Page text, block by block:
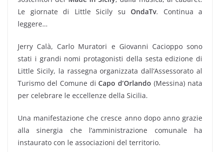
Le giornate di Little Sicily su OndaTv. Continua a
leggere…
Jerry Calà, Carlo Muratori e Giovanni Cacioppo sono
stati i grandi nomi protagonisti della sesta edizione di
Little Sicily, la rassegna organizzata dall’Assessorato al
Turismo del Comune diCapo d’Orlando (Messina) nata
per celebrare le eccellenze della Sicilia.
Una manifestazione che cresce anno dopo anno grazie
alla sinergia che l’amministrazione comunale ha
instaurato con le associazioni del territorio.